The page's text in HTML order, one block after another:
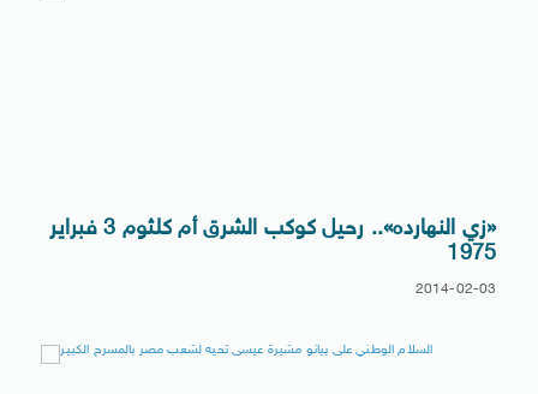
«زي النهارده».. رحيل كوكب الشرق أم كلثوم 3 فبراير
1975
2014-02-03